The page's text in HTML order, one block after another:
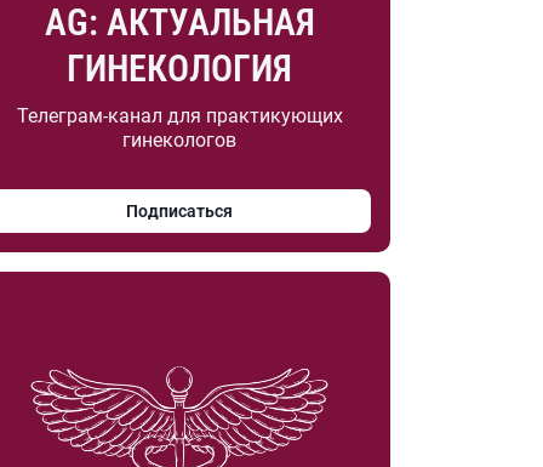
AG: АКТУАЛЬНАЯ
ГИНЕКОЛОГИЯ
Телеграм-канал для практикующих
гинекологов
Подписаться